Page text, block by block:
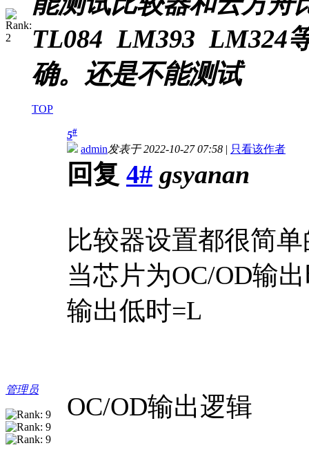
TL084 LM393 LM324
确。还是不能测试
TOP
管理员
5#
admin发表于 2022-10-27 07:58 | 只看该作者
回复 4# gsyanan
比较器设置都很简
当芯片为OC/OD输
输出低时=L
OC/OD输出逻辑